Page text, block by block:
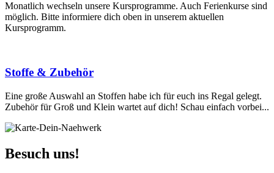
Monatlich wechseln unsere Kursprogramme. Auch Ferienkurse sind
möglich. Bitte informiere dich oben in unserem aktuellen
Kursprogramm.
Stoffe & Zubehör
Eine große Auswahl an Stoffen habe ich für euch ins Regal gelegt.
Zubehör für Groß und Klein wartet auf dich! Schau einfach vorbei...
Besuch uns!